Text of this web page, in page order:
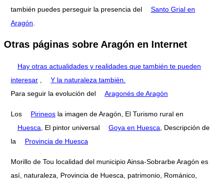
también puedes perseguir la presencia del
Santo Grial en
Aragón
Otras páginas sobre Aragón en Internet
Hay otras actualidades y realidades que también te pueden
interesar
Y la naturaleza también.
Para seguir la evolución del
Aragonés de Aragón
Los Pirineos la imagen de Aragón, El Turismo rural en
Huesca , El pintor universal Goya en Huesca , Descripción de
la
Provincia de Huesca
Morillo de Tou localidad del municipio Ainsa-Sobrarbe Aragón es
así, naturaleza, Provincia de Huesca, patrimonio, Románico,